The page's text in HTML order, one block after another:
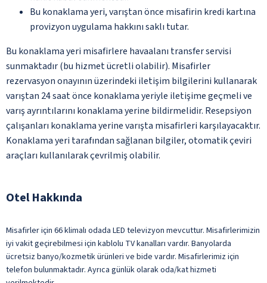
Bu konaklama yeri, varıştan önce misafirin kredi kartına
provizyon uygulama hakkını saklı tutar.
Bu konaklama yeri misafirlere havaalanı transfer servisi
sunmaktadır (bu hizmet ücretli olabilir). Misafirler
rezervasyon onayının üzerindeki iletişim bilgilerini kullanarak
varıştan 24 saat önce konaklama yeriyle iletişime geçmeli ve
varış ayrıntılarını konaklama yerine bildirmelidir. Resepsiyon
çalışanları konaklama yerine varışta misafirleri karşılayacaktır.
Konaklama yeri tarafından sağlanan bilgiler, otomatik çeviri
araçları kullanılarak çevrilmiş olabilir.
Otel Hakkında
Misafirler için 66 klimalı odada LED televizyon mevcuttur. Misafirlerimizin
iyi vakit geçirebilmesi için kablolu TV kanalları vardır. Banyolarda
ücretsiz banyo/kozmetik ürünleri ve bide vardır. Misafirlerimiz için
telefon bulunmaktadır. Ayrıca günlük olarak oda/kat hizmeti